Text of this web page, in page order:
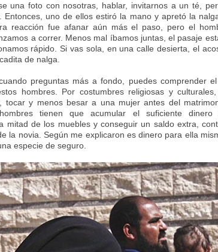
una foto con nosotras, hablar, invitarnos a un té,
Entonces, uno de ellos estiró la mano y apretó la
reacción fue afanar aún más el paso, pero el
a correr. Menos mal íbamos juntas, el pasaje
rápido. Si vas sola, en una calle desierta, el
de nalga.
preguntas más a fondo, puedes comprender
hombres. Por costumbres religiosas y
tocar y menos besar a una mujer antes del
tienen que acumular el suficiente
mitad de los muebles y conseguir un saldo extra,
la novia. Según me explicaron es dinero para ella
especie de seguro.